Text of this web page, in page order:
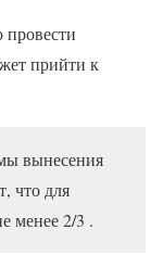
прийти к
вынесения
что для
менее 2/3 .